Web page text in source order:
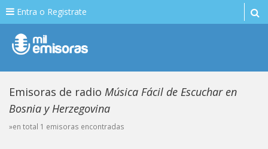
Entra o Registrate
Emisoras de radio Música Fácil de Escuchar en
Bosnia y Herzegovina
»en total 1 emisoras encontradas